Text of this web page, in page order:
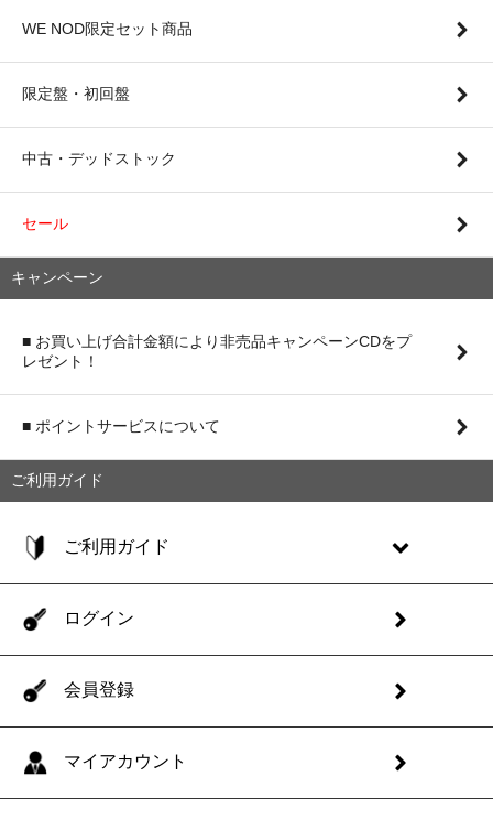
WE NOD限定セット商品
限定盤・初回盤
中古・デッドストック
セール
キャンペーン
■ お買い上げ合計金額により非売品キャンペーンCDをプ
レゼント！
■ ポイントサービスについて
ご利用ガイド
ご利用ガイド
ログイン
会員登録
マイアカウント